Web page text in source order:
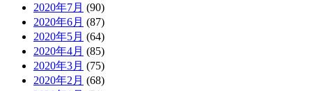
2020年7月 (90)
2020年6月 (87)
2020年5月 (64)
2020年4月 (85)
2020年3月 (75)
2020年2月 (68)